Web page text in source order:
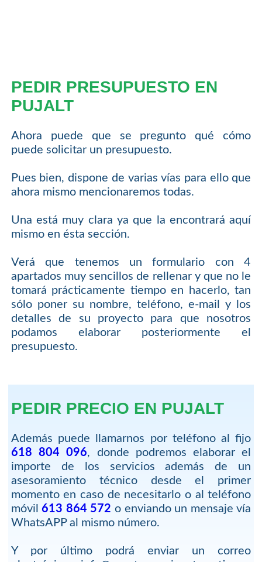
PEDIR PRESUPUESTO EN
PUJALT
Ahora puede que se pregunto qué cómo
puede solicitar un presupuesto.
Pues bien, dispone de varias vías para ello que
ahora mismo mencionaremos todas.
Una está muy clara ya que la encontrará aquí
mismo en ésta sección.
Verá que tenemos un formulario con 4
apartados muy sencillos de rellenar y que no le
tomará prácticamente tiempo en hacerlo, tan
sólo poner su nombre, teléfono, e-mail y los
detalles de su proyecto para que nosotros
podamos elaborar posteriormente el
presupuesto.
PEDIR PRECIO EN PUJALT
Además puede llamarnos por teléfono al fijo
618 804 096, donde podremos elaborar el
importe de los servicios además de un
asesoramiento técnico desde el primer
momento en caso de necesitarlo o al teléfono
móvil613 864 572 o enviando un mensaje vía
WhatsAPP al mismo número.
Y por último podrá enviar un correo